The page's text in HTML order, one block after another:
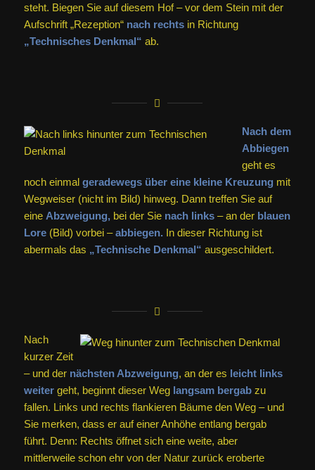
steht. Biegen Sie auf diesem Hof – vor dem Stein mit der
Aufschrift „Rezeption“ nach rechts in Richtung
„Technisches Denkmal“ ab.
Nach dem
Abbiegen
geht es
noch einmal geradewegs über eine kleine Kreuzung mit
Wegweiser (nicht im Bild) hinweg. Dann treffen Sie auf
eine Abzweigung,bei der Sie nach links– an der blauen
Lore(Bild) vorbei –abbiegen. In dieser Richtung ist
abermals das „Technische Denkmal“ ausgeschildert.
Nach
kurzer Zeit
– und der nächsten Abzweigung, an der es leicht links
weitergeht, beginnt dieser Weg langsam bergabzu
fallen. Links und rechts flankieren Bäume den Weg – und
Sie merken, dass er auf einer Anhöhe entlang bergab
führt. Denn: Rechts öffnet sich eine weite, aber
mittlerweile schon ehr von der Natur zurück eroberte